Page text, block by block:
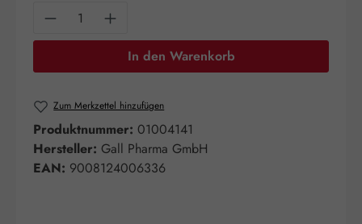
Produkt Anzahl: Gib den gewünschten
In den Warenkorb
Zum Merkzettel hinzufügen
Produktnummer: 01004141
Hersteller: Gall Pharma GmbH
EAN: 9008124006336